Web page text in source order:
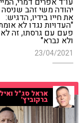
יהודה משי זהב שניסה
את חייו בידיו, הדגיש:
"העדויות נגדו לא
פעם עם גרסתו, זה
ולא נברא"
23/04/2021
אראל סג"ל ואיל
ברקוביץ'